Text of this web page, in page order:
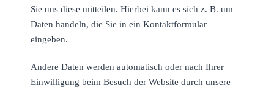
Sie uns diese mitteilen. Hierbei kann es sich z. B. um
Daten handeln, die Sie in ein Kontaktformular
eingeben.
Andere Daten werden automatisch oder nach Ihrer
Einwilligung beim Besuch der Website durch unsere